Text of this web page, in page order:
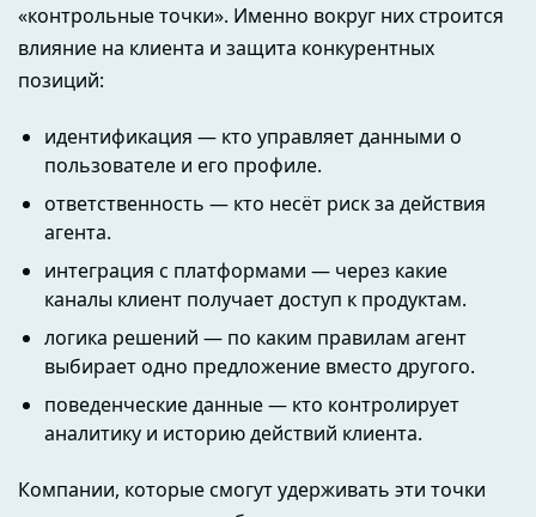
«контрольные точки». Именно вокруг них строится
влияние на клиента и защита конкурентных
позиций:
идентификация — кто управляет данными о
пользователе и его профиле.
ответственность — кто несёт риск за действия
агента.
интеграция с платформами — через какие
каналы клиент получает доступ к продуктам.
логика решений — по каким правилам агент
выбирает одно предложение вместо другого.
поведенческиеданные — кто контролирует
аналитику и историю действий клиента.
Компании, которые смогут удерживать эти точки